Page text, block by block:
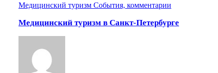
Медицинский туризм События, комментарии
Медицинский туризм в Санкт-Петербурге